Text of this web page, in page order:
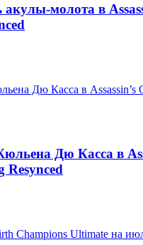
акулы-молота в
Дю Касса в
Resynced